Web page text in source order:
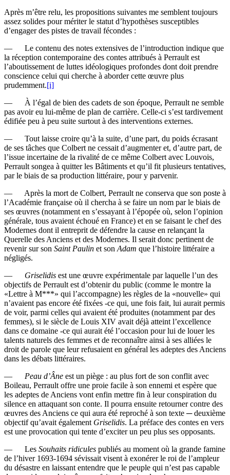
Après m’être relu, les propositions suivantes me semblent toujours
assez solides pour mériter le statut d’hypothèses susceptibles
d’engager des pistes de travail fécondes :
— Le contenu des notes extensives de l’introduction indique que
la réception contemporaine des contes attribués à Perrault est
l’aboutissement de luttes idéologiques profondes dont doit prendre
conscience celui qui cherche à aborder cette œuvre plus
prudemment.[i]
— À l’égal de bien des cadets de son époque, Perrault ne semble
pas avoir eu lui-même de plan de carrière. Celle-ci s’est tardivement
édifiée peu à peu suite surtout à des interventions externes.
— Tout laisse croire qu’à la suite, d’une part, du poids écrasant
de ses tâches que Colbert ne cessait d’augmenter et, d’autre part, de
l’issue incertaine de la rivalité de ce même Colbert avec Louvois,
Perrault songea à quitter les Bâtiments et qu’il fit plusieurs tentatives,
par le biais de sa production littéraire, pour y parvenir.
— Après la mort de Colbert, Perrault ne conserva que son poste à
l’Aca­démie française où il chercha à se faire un nom par le biais de
ses œuvres (notamment en s’essayant à l’épopée où, selon l’opinion
générale, tous avaient échoué en France) et en se faisant le chef des
Modernes dont il entreprit de défendre la cause en relançant la
Querelle des Anciens et des Modernes. Il serait donc pertinent de
revenir sur son Saint Paulin et sonAdam que l’histoire littéraire a
négligés.
— Griselidis est une œuvre expérimentale par laquelle l’un des
objectifs de Perrault est d’obtenir du public (comme le montre la
«Lettre à M***» qui l’accompagne) les règles de la «nouvelle» qui
n’avaient pas encore été fixées -ce qui, une fois fait, lui aurait permis
de voir, parmi celles qui avaient été produites (notamment par des
femmes), si le siècle de Louis XIV avait déjà atteint l’excellence
dans ce domaine -ce qui aurait été l’occasion pour lui de louer les
talents naturels des femmes et de reconnaître ainsi à ses alliées le
droit de parole que leur refusaient en général les adeptes des Anciens
dans les débats littéraires.
— Peau d’Âne est un piège : au plus fort de son conflit avec
Boileau, Perrault offre une proie facile à son ennemi et espère que
les adeptes de Anciens vont enfin mettre fin à leur conspiration du
silence en attaquant son conte. Il pourra ensuite retourner contre des
œuvres des Anciens ce qui aura été reproché à son texte ─ deuxième
objectif qu’avait égalementGriselidis. La préface des contes en vers
est une provocation qui tente d’exciter un peu plus ses opposants.
— Les Souhaits ridicules publiés au moment où la grande famine
de l’hiver 1693-1694 sévissait visent à exonérer le roi de l’ampleur
du désastre en laissant entendre que le peuple qui n’est pas capable